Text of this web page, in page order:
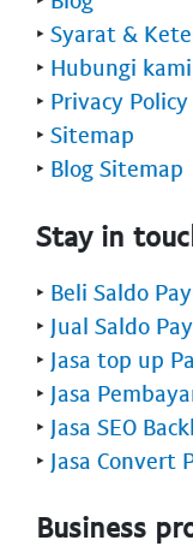
‣ Syarat &
‣ Hubungi kami
‣ Privacy Policy
‣ Sitemap
‣ Blog Sitemap
Stay in
‣ Beli Saldo
‣ Jual Saldo
‣ Jasa top up
‣ Jasa
‣ Jasa SEO
‣ Jasa Convert
Business